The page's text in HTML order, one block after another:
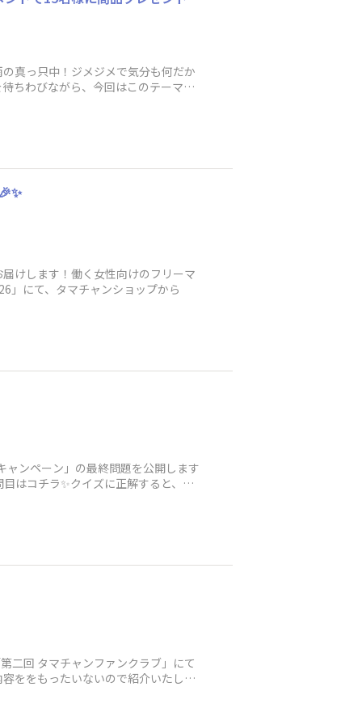
真っ只中！ジメジメで気分も何だか
ちわびながら、今回はこのテーマで
けします！働く女性向けのフリーマ
」にて、タマチャンショップから
ンペーン」の最終問題を公開します
はコチラ✨クイズに正解すると、抽
二回 タマチャンファンクラブ」にて
ををもったいないので紹介いたしま